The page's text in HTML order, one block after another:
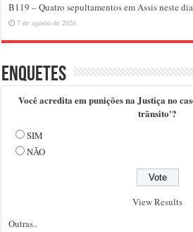
B119 – Quatro sepultamentos em Assis neste
7 de agosto de 2026
Enquetes
Você acredita em punições na Justiça no
trânsito'?
SIM
NÃO
View Results
Outras..